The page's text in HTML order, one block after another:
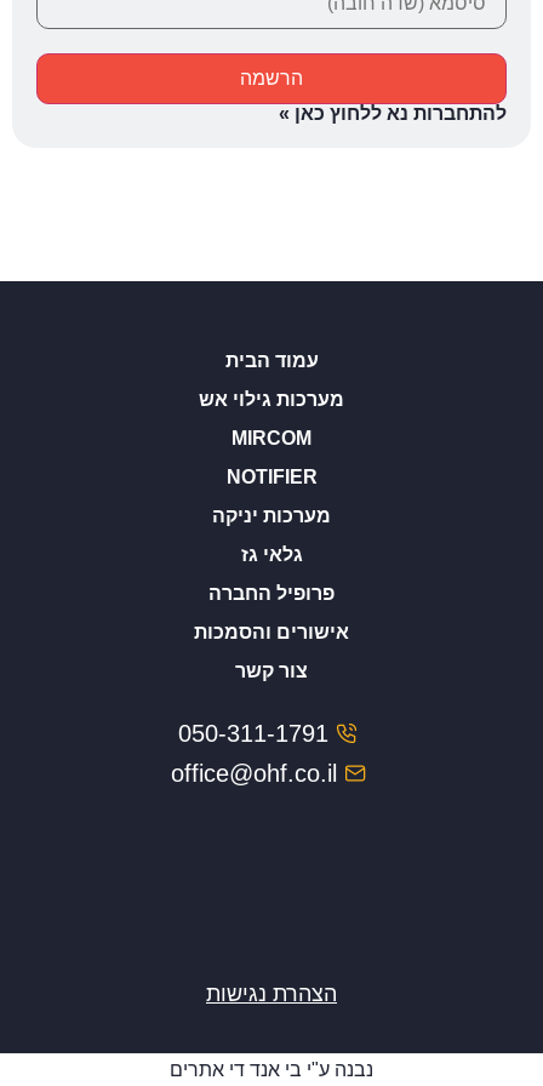
להתחברות נא ללחוץ כאן »
עמוד הבית
מערכות גילוי אש
MIRCOM
NOTIFIER
מערכות יניקה
גלאי גז
פרופיל החברה
אישורים והסמכות
צור קשר
050-311-1791
office@ohf.co.il
הצהרת נגישות
נבנה ע"י בי אנד די אתרים